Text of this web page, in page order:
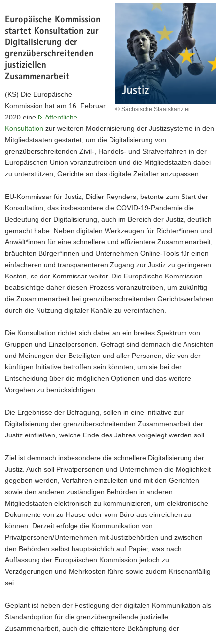
© Sächsische Staatskanzlei
Europäische Kommission
startet Konsultation zur
Digitalisierung der
grenzüberschreitenden
justiziellen
Zusammenarbeit
(KS) Die Europäische
Kommission hat am 16. Februar
2020 eine
öffentliche
Konsultation zur weiteren Modernisierung der Justizsysteme in den
Mitgliedstaaten gestartet, um die Digitalisierung von
grenzüberschreitenden Zivil-, Handels- und Strafverfahren in der
Europäischen Union voranzutreiben und die Mitgliedstaaten dabei
zu unterstützen, Gerichte an das digitale Zeitalter anzupassen.
EU-Kommissar für Justiz, Didier Reynders, betonte zum Start der
Konsultation, das insbesondere die COVID-19-Pandemie die
Bedeutung der Digitalisierung, auch im Bereich der Justiz, deutlich
gemacht habe. Neben digitalen Werkzeugen für Richter*innen und
Anwält*innen für eine schnellere und effizientere Zusammenarbeit,
bräuchten Bürger*innen und Unternehmen Online-Tools für einen
einfacheren und transparenteren Zugang zur Justiz zu geringeren
Kosten, so der Kommissar weiter. Die Europäische Kommission
beabsichtige daher diesen Prozess voranzutreiben, um zukünftig
die Zusammenarbeit bei grenzüberschreitenden Gerichtsverfahren
durch die Nutzung digitaler Kanäle zu vereinfachen.
Die Konsultation richtet sich dabei an ein breites Spektrum von
Gruppen und Einzelpersonen. Gefragt sind demnach die Ansichten
und Meinungen der Beteiligten und aller Personen, die von der
künftigen Initiative betroffen sein könnten, um sie bei der
Entscheidung über die möglichen Optionen und das weitere
Vorgehen zu berücksichtigen.
Die Ergebnisse der Befragung, sollen in eine Initiative zur
Digitalisierung der grenzüberschreitenden Zusammenarbeit der
Justiz einfließen, welche Ende des Jahres vorgelegt werden soll.
Ziel ist demnach insbesondere die schnellere Digitalisierung der
Justiz. Auch soll Privatpersonen und Unternehmen die Möglichkeit
gegeben werden, Verfahren einzuleiten und mit den Gerichten
sowie den anderen zuständigen Behörden in anderen
Mitgliedstaaten elektronisch zu kommunizieren, um elektronische
Dokumente von zu Hause oder vom Büro aus einreichen zu
können. Derzeit erfolge die Kommunikation von
Privatpersonen/Unternehmen mit Justizbehörden und zwischen
den Behörden selbst hauptsächlich auf Papier, was nach
Auffassung der Europäischen Kommission jedoch zu
Verzögerungen und Mehrkosten führe sowie zudem Krisenanfällig
sei.
Geplant ist neben der Festlegung der digitalen Kommunikation als
Standardoption für die grenzübergreifende justizielle
Zusammenarbeit, auch die effizientere Bekämpfung der